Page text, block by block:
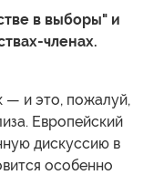
в выборы" и
членах.
— и это, пожалуй,
Европейский
дискуссию в
особенно